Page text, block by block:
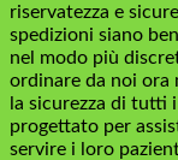
riservatezza e
spedizioni siano
nel modo più
ordinare da noi ora
la sicurezza di
progettato per
servire i loro